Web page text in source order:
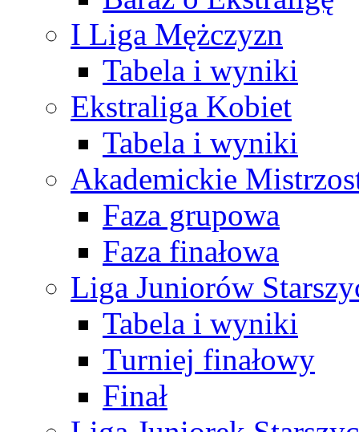
I Liga Mężczyzn
Tabela i wyniki
Ekstraliga Kobiet
Tabela i wyniki
Akademickie
Faza grupowa
Faza finałowa
Liga Juniorów
Tabela i wyniki
Turniej finałowy
Finał